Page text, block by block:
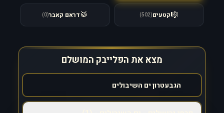
🎼קטעים(
502
)
🥁דראם קאבר(
0
)
מצא את הפלייבק המושלם